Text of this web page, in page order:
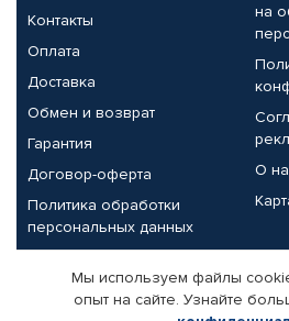
Контакты
Оплата
Доставка
Обмен и возврат
Гарантия
Договор-оферта
Политика обработки
персональных данных
на
О
Партнерам
Корпоративным клиентам
Мы используем файлы
опыт на сайте. Узнайте